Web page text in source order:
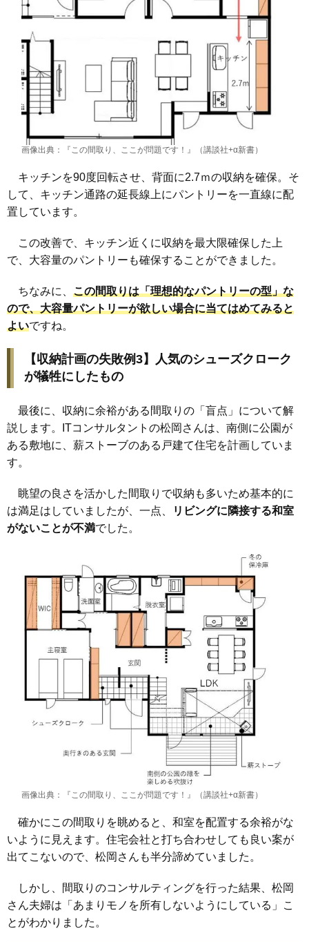
画像出典：『この間取り、ここが問題です！』（講談社+α新書）
キッチンを90度回転させ、背面に2.7ｍの収納を確保。そ
して、キッチン通路の延長線上にパントリーを一直線に配
置しています。
この改善で、キッチン近くに収納を最大限確保した上
で、大容量のパントリーも確保することができました。
ちなみに、 この間取りは「理想的なパントリーの型」な
ので、大容量パントリーが欲しい場合に当てはめてみると
よいですね。
【収納計画の失敗例3】人気のシューズクローク
が犠牲にしたもの
最後に、収納に余裕がある間取りの「盲点」について解
説します。ITコンサルタントの松岡さんは、南側に公園が
ある敷地に、薪ストーブのある戸建て住宅を計画していま
す。
眺望の良さを活かした間取りで収納も多いため基本的に
は満足はしていましたが、一点、
リビングに隣接する和室
がないことが不満でした。
画像出典：『この間取り、ここが問題です！』（講談社+α新書）
確かにこの間取りを眺めると、和室を配置する余裕がな
いように見えます。住宅会社と打ち合わせしても良い案が
出てこないので、松岡さんも半分諦めていました。
しかし、間取りのコンサルティングを行った結果、松岡
さん夫婦は「あまりモノを所有しないようにしている」こ
とがわかりました。